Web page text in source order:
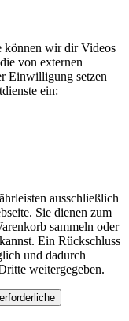
können wir dir Videos
von externen
Einwilligung setzen
ein:
ausschließlich
Sie dienen zum
sammeln oder
Ein Rückschluss
und dadurch
weitergegeben.